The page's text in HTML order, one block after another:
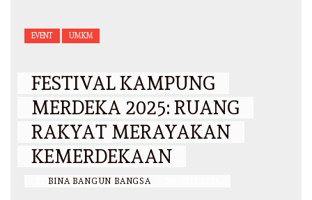
EVENT UMKM
FESTIVAL KAMPUNG
MERDEKA 2025: RUANG
RAKYAT MERAYAKAN
KEMERDEKAAN
BINA BANGUN BANGSA